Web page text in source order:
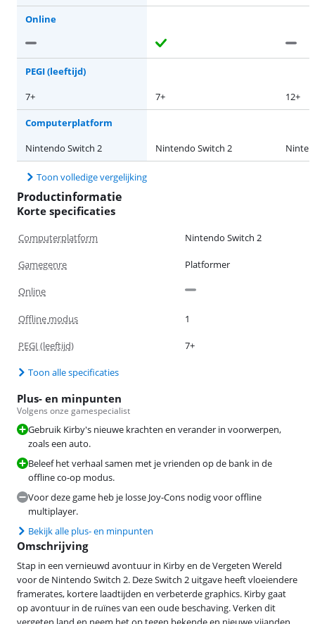
Online
PEGI (leeftijd)
7+
7+ 12+
Computerplatform
Nintendo Switch 2
Nintendo Switch 2
Toon volledige vergelijking
Productinformatie
Korte specificaties
Computerplatform Nintendo Switch 2
Gamegenre Platformer
Online
Offline modus 1
PEGI (leeftijd) 7+
Toon alle specificaties
Plus- en minpunten
Volgens onze gamespecialist
Gebruik Kirby's nieuwe krachten en verander in voorwerpen,
zoals een auto.
Beleef het verhaal samen met je vrienden op de bank in de
offline co-op modus.
Voor deze game heb je losse Joy-Cons nodig voor offline
multiplayer.
Bekijk alle plus- en minpunten
Omschrijving
Stap in een vernieuwd avontuur in Kirby en de Vergeten Wereld
voor de Nintendo Switch 2. Deze Switch 2 uitgave heeft vloeiendere
framerates, kortere laadtijden en verbeterde graphics. Kirby gaat
op avontuur in de ruïnes van een oude beschaving. Verken dit